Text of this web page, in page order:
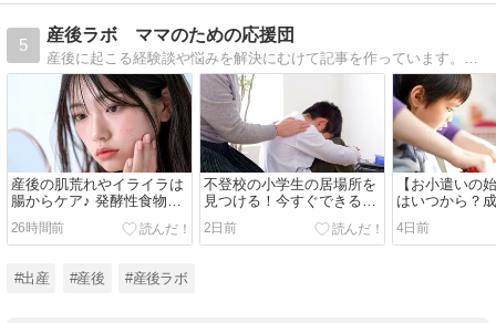
5
産後ラボ ママのための応援団
産後に起こる経験談や悩みを解決にむけて記事を作っています。ママの応援になれれば。
産後の肌荒れやイライラは
腸からケア♪ 発酵性食物繊
維イヌリンで心も体も整う
ライフスタイル
26時間前
不登校の小学生の居場所を
見つける！今すぐできる安
心の探し方
2日前
【お小遣いの
はいつから？
の裏ワザと結
4日前
#出産 #産後 #産後ラボ